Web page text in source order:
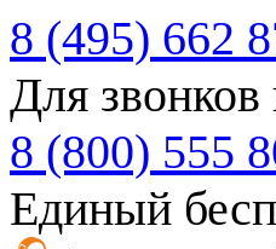
8 (495) 662
Для
8 (800) 555
Единый